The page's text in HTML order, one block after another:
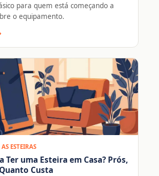
para quem está começando a
o equipamento.
ESTEIRAS
Ter uma Esteira em Casa? Prós,
Custa